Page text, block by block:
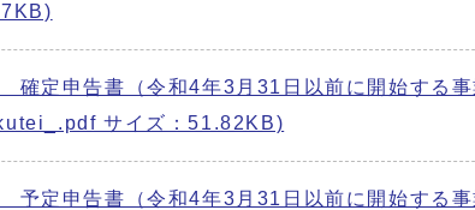
確定申告書（令和4年3月31日以前に開始する事
サイズ：51.82KB)
予定申告書（令和4年3月31日以前に開始する